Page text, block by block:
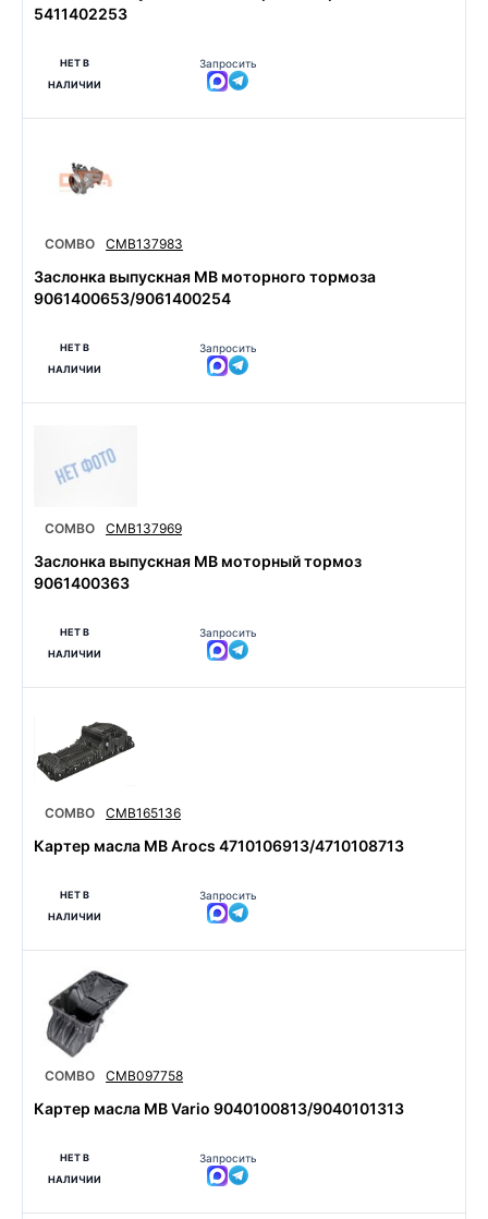
5411402253
НЕТ В
НАЛИЧИИ
Запросить
COMBO CMB137983
Заслонка выпускная MB моторного тормоза
9061400653/9061400254
НЕТ В
НАЛИЧИИ
Запросить
COMBO CMB137969
Заслонка выпускная MB моторный тормоз
9061400363
НЕТ В
НАЛИЧИИ
Запросить
COMBO CMB165136
Картер масла MB Arocs 4710106913/4710108713
НЕТ В
НАЛИЧИИ
Запросить
COMBO CMB097758
Картер масла MB Vario 9040100813/9040101313
НЕТ В
НАЛИЧИИ
Запросить